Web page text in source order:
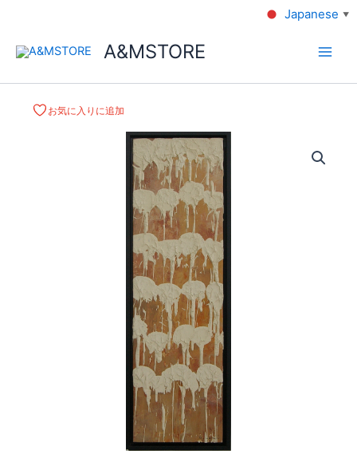
A&MSTORE
お気に入りに追加
Japanese ▼